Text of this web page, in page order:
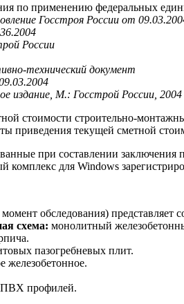
по применению федеральных
Госстроя России от
России
технический документ
издание, М.: Госстрой России, 2004
стоимости строительно-
приведения текущей сметной
при составлении
комплекс для Windows
обследования)
схема: монолитный
пазогребневых плит.
железобетонное.
ПВХ профилей.